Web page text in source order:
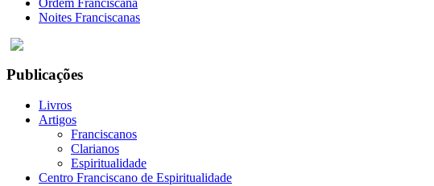
Noites Franciscanas
Publicações
Livros
Artigos
Franciscanos
Clarianos
Espiritualidade
Centro Franciscano de Espiritualidade